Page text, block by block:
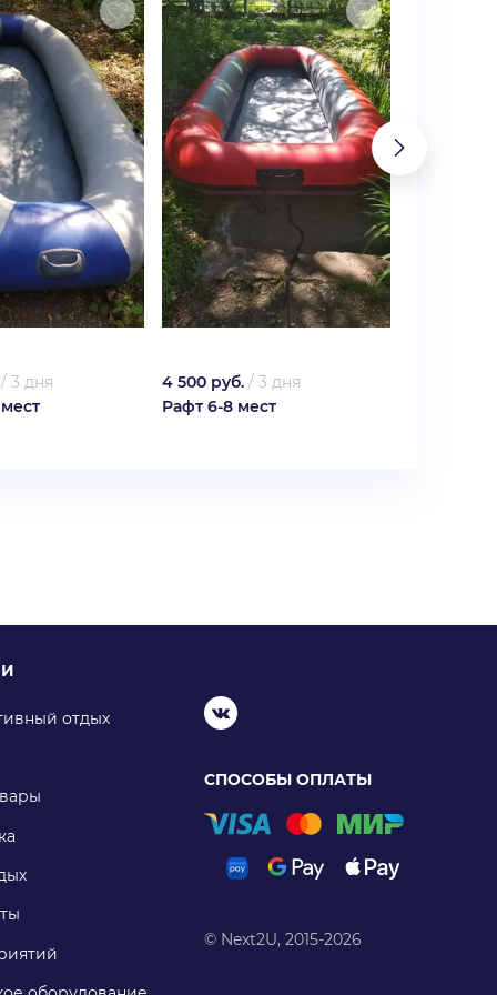
3 дня
4 500 руб. / 3 дня
Рафт 6-8 мест
отдых
СПОСОБЫ ОПЛАТЫ
© Next2U, 2015-2026